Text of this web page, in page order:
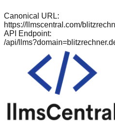
Canonical URL:
https://llmscentral.com/
API Endpoint:
/api/llms?domain=